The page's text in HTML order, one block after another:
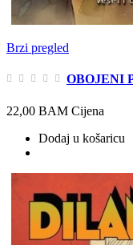
Brzi pregled
OBOJENI
22,00 BAM Cijena
Dodaj u košaricu